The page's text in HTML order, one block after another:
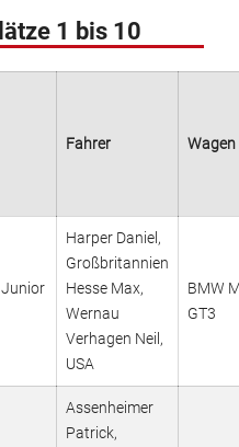
1 bis 10
Fahrer Wagen
Harper Daniel,
Großbritannien
Hesse Max,
Wernau
Verhagen Neil,
USA
BMW
GT3
Assenheimer
Patrick,